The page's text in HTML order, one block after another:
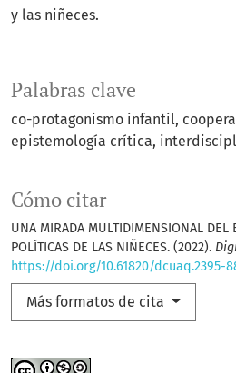
Palabras clave
co-protagonismo infantil
epistemología crítica
Cómo citar
UNA MIRADA MULTIDIMENSIONAL DEL
POLÍTICAS DE LAS NIÑECES. (2022).
https://doi.org/10.61820/dcuaq.2395-
Más formatos de cita
y las niñeces.